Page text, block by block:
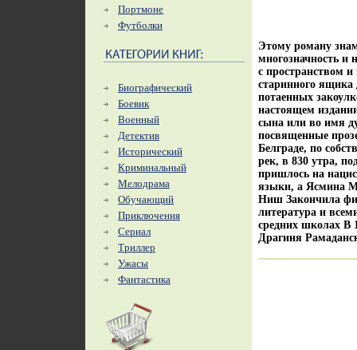
Портмоне
Футболки
Биографический
Боевик
Военный
Детектив
Исторический
Криминальный
Мелодрама
Обучающий
Приключения
Сериал
Триллер
Ужасы
Фантастика
Этому роману
многозначность и
с пространством
старинного ящика
потаенных
настоящем
сына или во имя
посвященные
Белграде, по
рек, в 830 утра,
пришлось на
языки, а Ясмина
Ниш Закончила
литература и
средних школах В
Драгиня